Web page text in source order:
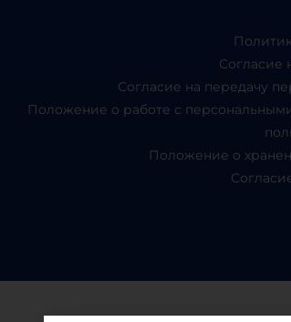
Согласие
Согласие на передачу
Положение о работе с
Положение о